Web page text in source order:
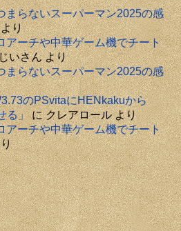
まらないスーパーマン2025の感
り
アーチや中華ゲーム機でチート
いさんより
まらないスーパーマン2025の感
のPSvitaにHENkakuから
る」にクレアロールより
アーチや中華ゲーム機でチート